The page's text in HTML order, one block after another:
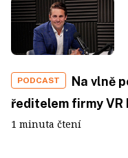
PODCAST
Na vlně
ředitelem firmy VR
1 minuta čtení